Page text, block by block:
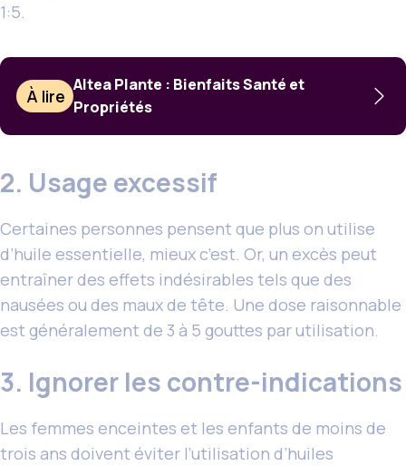
1:5.
À lire
Altea Plante : Bienfaits Santé et
Propriétés
2. Usage excessif
Certaines personnes pensent que plus on utilise
d’huile essentielle, mieux c’est. Or, un excès peut
entraîner des effets indésirables tels que des
nausées ou des maux de tête. Une dose raisonnable
est généralement de 3 à 5 gouttes par utilisation.
3. Ignorer les contre-indications
Les femmes enceintes et les enfants de moins de
trois ans doivent éviter l’utilisation d’huiles